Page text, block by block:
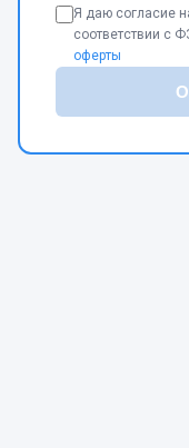
Я даю согласие
соответствии с
оферты